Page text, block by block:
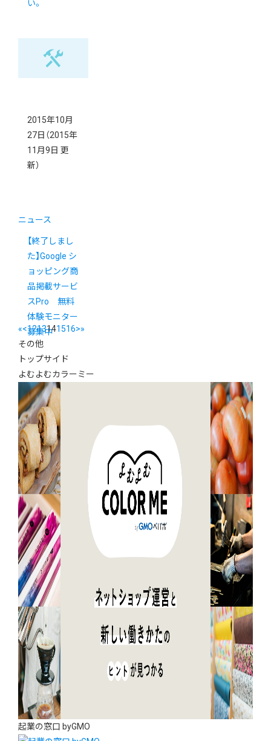
い。
2015年10月
27日 （2015年
11月9日 更
新）
ニュース
【終了しまし
た】Google シ
ョッピング商
品掲載サービ
スPro 無料
体験モニター
募集中
«<1213141516>»
その他
トップサイド
よむよむカラーミー
起業の窓口 byGMO